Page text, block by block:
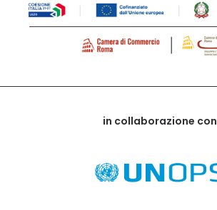
in collaborazione con